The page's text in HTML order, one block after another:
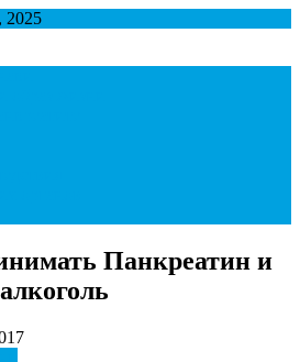
2025
и лечение панкреатита.
Панкреатин и
алкоголь